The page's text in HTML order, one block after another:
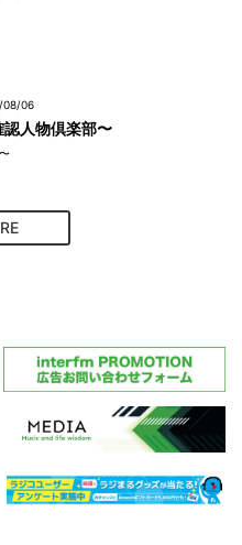
08/06
人物倶楽部〜